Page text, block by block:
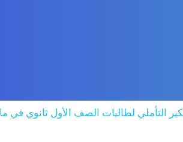
التأملي لطالبات الصف الأول ثانوي في